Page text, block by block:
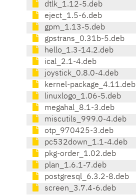
dtlk_1.12-5.deb
eject_1.5-6.deb
gpm_1.13-5.deb
gpstrans_0.31b-5.deb
hello_1.3-14.2.deb
ical_2.1-4.deb
joystick_0.8.0-4.deb
kernel-package_4.11.deb
linuxlogo_1.06-5.deb
megahal_8.1-3.deb
miscutils_999.0-4.deb
otp_970425-3.deb
pc532down_1.1-4.deb
pkg-order_1.02.deb
plan_1.6.1-7.deb
postgresql_6.3.2-8.deb
screen_3.7.4-6.deb